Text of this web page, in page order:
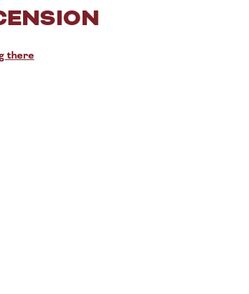
there